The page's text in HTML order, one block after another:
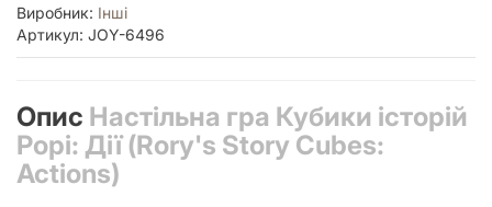
Виробник: Інші
Артикул: JOY-6496
Опис Настільна гра Кубики історій
Рорі: Дії (Rory's Story Cubes:
Actions)